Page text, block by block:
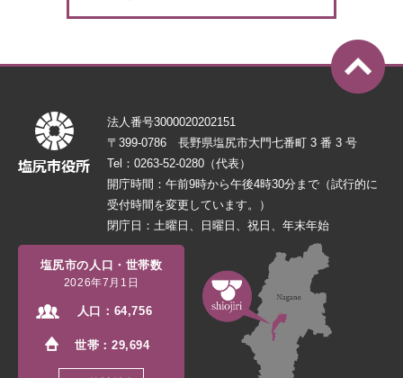
法人番号3000020202151
〒399-0786 長野県塩尻市大門七番町 3 番 3 号
Tel：0263-52-0280（代表）
開庁時間：午前9時から午後4時30分まで（試行的に
受付時間を変更しています。）
閉庁日：土曜日、日曜日、祝日、年末年始
塩尻市の人口・世帯数
2026年7月1日
人口： 64,756
世帯：29,694